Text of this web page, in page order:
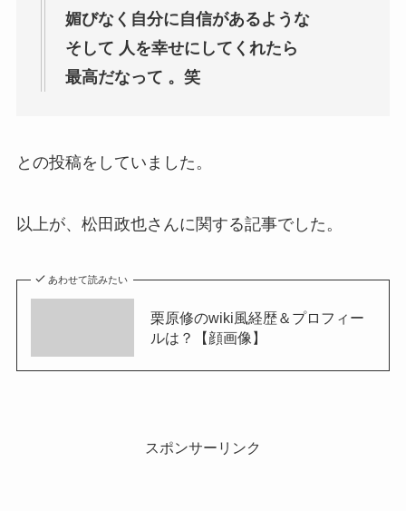
媚びなく自分に自信があるような
そして 人を幸せにしてくれたら
最高だなって 。笑
との投稿をしていました。
以上が、松田政也さんに関する記事でした。
あわせて読みたい
栗原修のwiki風経歴＆プロフィー
ルは？【顔画像】
スポンサーリンク